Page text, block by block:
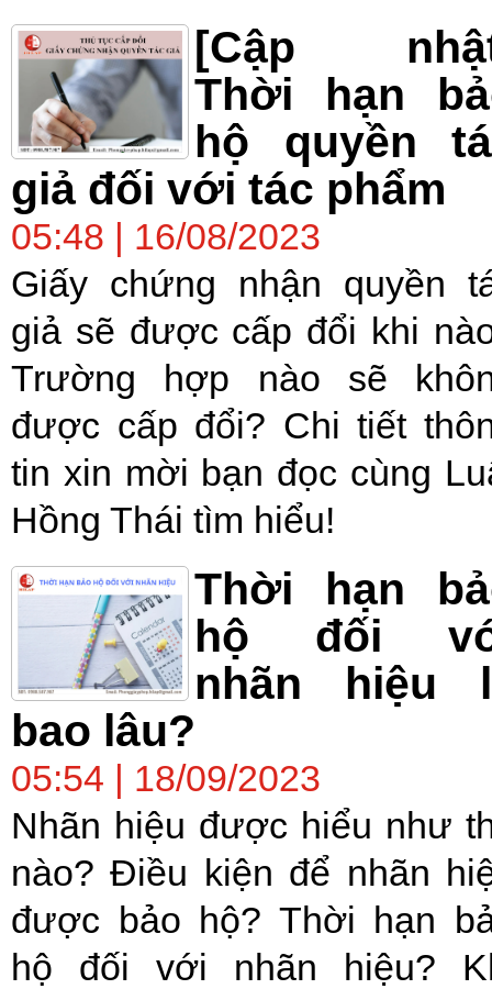
[Cập
Thời hạn
hộ quyền
giả đối với tác phẩm
05:48 | 16/08/2023
Giấy chứng nhận quyền
giả sẽ được cấp đổi khi
Trường hợp nào sẽ
được cấp đổi? Chi tiết
tin xin mời bạn đọc cùng
Hồng Thái tìm hiểu!
Thời hạn
hộ đối
nhãn hiệu
bao lâu?
05:54 | 18/09/2023
Nhãn hiệu được hiểu như
nào? Điều kiện để nhãn
được bảo hộ? Thời hạn
hộ đối với nhãn hiệu?